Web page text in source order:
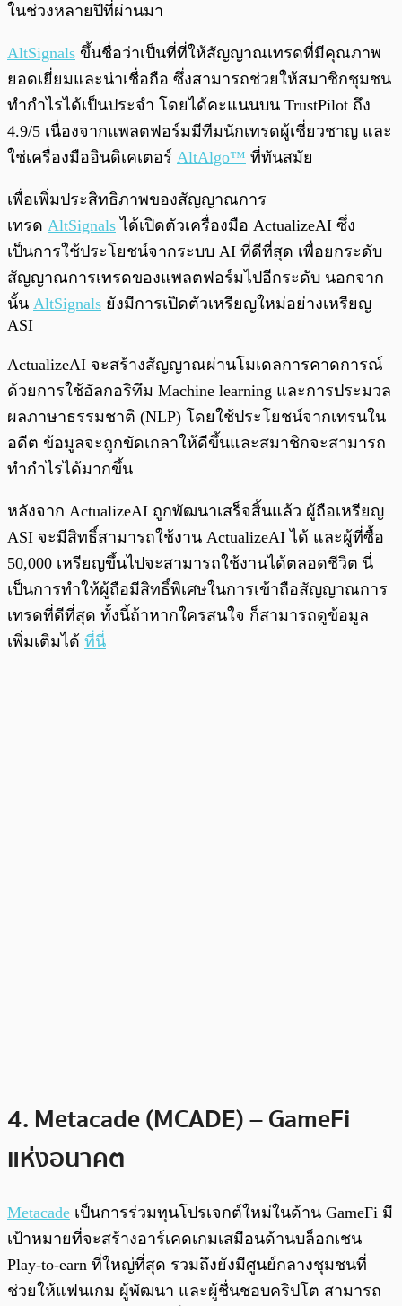
ในช่วงหลายปีที่ผ่านมา
AltSignals ขึ้นชื่อว่าเป็นที่ที่ให้สัญญาณเทรดที่มีคุณภาพ
ยอดเยี่ยมและน่าเชื่อถือ ซึ่งสามารถช่วยให้สมาชิกชุมชน
ทำกำไรได้เป็นประจำ โดยได้คะแนนบน TrustPilot ถึง
4.9/5 เนื่องจากแพลตฟอร์มมีทีมนักเทรดผู้เชี่ยวชาญ และ
ใช่เครื่องมืออินดิเคเตอร์ AltAlgo™ ที่ทันสมัย
เพื่อเพิ่มประสิทธิภาพของสัญญาณการ
เทรด AltSignals ได้เปิดตัวเครื่องมือ ActualizeAI ซึ่ง
เป็นการใช้ประโยชน์จากระบบ AI ที่ดีที่สุด เพื่อยกระดับ
สัญญาณการเทรดของแพลตฟอร์มไปอีกระดับ นอกจาก
นั้น AltSignals ยังมีการเปิดตัวเหรียญใหม่อย่างเหรียญ
ASI
ActualizeAI จะสร้างสัญญาณผ่านโมเดลการคาดการณ์
ด้วยการใช้อัลกอริทึม Machine learning และการประมวล
ผลภาษาธรรมชาติ (NLP) โดยใช้ประโยชน์จากเทรนใน
อดีต ข้อมูลจะถูกขัดเกลาให้ดีขึ้นและสมาชิกจะสามารถ
ทำกำไรได้มากขึ้น
หลังจาก ActualizeAI ถูกพัฒนาเสร็จสิ้นแล้ว ผู้ถือเหรียญ
ASI จะมีสิทธิ์สามารถใช้งาน ActualizeAI ได้ และผู้ที่ซื้อ
50,000 เหรียญขึ้นไปจะสามารถใช้งานได้ตลอดชีวิต นี่
เป็นการทำให้ผู้ถือมีสิทธิ์พิเศษในการเข้าถือสัญญาณการ
เทรดที่ดีที่สุด ทั้งนี้ถ้าหากใครสนใจ ก็สามารถดูข้อมูล
เพิ่มเติมได้ ที่นี่
4. Metacade (MCADE) – GameFi
แห่งอนาคต
Metacade เป็นการร่วมทุนโปรเจกต์ใหม่ในด้าน GameFi มี
เป้าหมายที่จะสร้างอาร์เคดเกมเสมือนด้านบล็อกเชน
Play-to-earn ที่ใหญ่ที่สุด รวมถึงยังมีศูนย์กลางชุมชนที่
ช่วยให้แฟนเกม ผู้พัฒนา และผู้ชื่นชอบคริปโต สามารถ